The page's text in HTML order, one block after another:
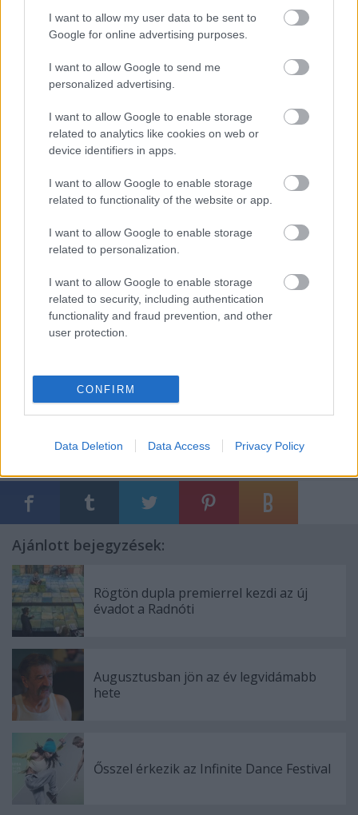
I want to allow my user data to be sent to
Google for online advertising purposes.
I want to allow Google to send me
personalized advertising.
I want to allow Google to enable storage
related to analytics like cookies on web or
device identifiers in apps.
I want to allow Google to enable storage
related to functionality of the website or app.
I want to allow Google to enable storage
related to personalization.
I want to allow Google to enable storage
related to security, including authentication
functionality and fraud prevention, and other
user protection.
CONFIRM
Data Deletion Data Access Privacy Policy
darabot játszók szövegeire építi fel a játékot.
Elméleti alapvetései Moreno, Freud és Lacan
Tanított New Yorkban, és az utóbbi húsz évben
rendszeresen tartott Magyarországon is színházi
műhelyeket, többek között az OPNI-ban, az IDMC-n
(International Dance and Movement Courses),
valamint a drogfüggőket kezelő komlói
rehabilitációs intézet színházterápiás közösségének,
amely mintegy 150 előadást mutatott be. Az ATRAAL
francia színészei 2001-ben egy többnyelvű, közös
produkciót is létrehoztak a komlóiakkal a Szkéné
Színházban.
Georges Baaltdecember 13-án délután a Saint-
Venczel Katalin, az MTI tudósítója jelentette
Ajánlott bejegyzések:
Rögtön dupla premierrel kezdi az új
évadot a Radnóti
Augusztusban jön az év legvidámabb
hete
Ősszel érkezik az Infinite Dance Festival